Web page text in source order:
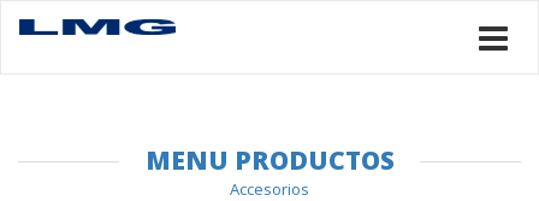
MENU PRODUCTOS
Accesorios